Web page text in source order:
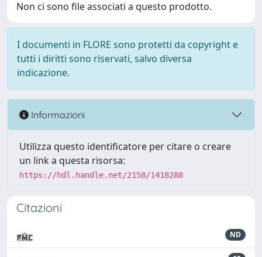
Non ci sono file associati a questo prodotto.
I documenti in FLORE sono protetti da copyright e
tutti i diritti sono riservati, salvo diversa
indicazione.
Informazioni
Utilizza questo identificatore per citare o creare
un link a questa risorsa:
https://hdl.handle.net/2158/1418288
Citazioni
ND